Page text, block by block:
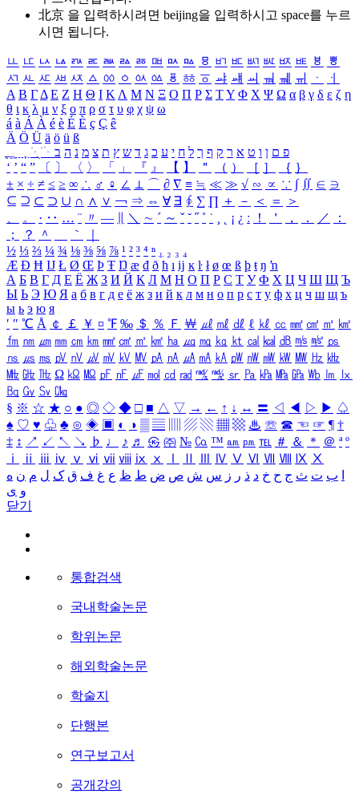
北京 을 입력하시려면 beijing을 입력하시고 space를 누르
시면 됩니다.
ㅥ ㅦ ㅧ ㅨ ㅩ ㅪ ㅫ ㅬ ㅭ ㅮ ㅯ ㅰ ㅱ ㅲ ㅳ ㅴ ㅵ ㅶ ㅷ ㅸ
ㅹ
ㅺ ㅻ ㅼ ㅽ ㅾ ㅿ ㆀ ㆁ ㆂ ㆃ ㆄ ㆅ ㆆ ㆇ ㆈ ㆉ ㆊ ㆋ ㆌ ㆍ
ㆎ
Α Β ΓΔ Ε Ζ Η Θ Ι ΚΛ Μ Ν Ξ Ο Π Ρ Σ ΤΥ Φ Χ Ψ Ω α β γ δ ε ζ η
θ ι κ λ μ ν ξ ο π ρ σ τ υ φ χ ψ ω
á à Á À é è É È ç Ç ê
Ä Ö Ü ä ö ü ß
ִֶֹ ֻּ ׁׂ פ ם ן ו ט א ר ק ף ך ל ח י ע כ ג ד ש ץ ת צ מ נ ה ב
‘ ’ “ ” 〔 〕 〈 〉 「 」 『 』 【 】 ＂ （ ） ［ ］ ｛ ｝
± × ÷ ≠ ≤ ≥ ∞ ∴ ♂ ♀ ∠ ⊥ ⌒ ∂ ∇ ≡ ≒ ≪ ≫ √ ∽ ∝ ∵ ∫ ∬ ∈ ∋
⊆ ⊇ ⊂ ⊃ ∪ ∩ ∧ ∨ ￢ ⇒ ⇔ ∀ ∃ ∮ ∑ ∏ ＋ － ＜ ＝
＞
、
。 · ‥ … ¨ 〃 ― ＼ ∼ ´ ～ ˇ ˘ ˝ ˚ ˙ ¸ ¡ ¿ ː ！ ＇ ， ． ／
：
；
？ ＾ ｀
½ ⅓ ⅔ ¼ ¾ ⅛ ⅜ ⅝ ⅞ ¹ ² ³ ⁴ ⁿ ₁ ₂ ₃ ₄
Æ Ð Ħ Ĳ Ł Ø Œ Þ Ŧ Ŋ æ đ ð ħ ı ĳ ĸ ŀ ł ø œ ß þ ŧ ŋ ŉ
А Б В Г Д Е Ё Ж З И Й К Л М Н О П Р С Т У Ф Х Ц Ч Ш Щ Ъ
Ы Ь Э Ю Я а б в г д е ё ж з и й к л м н о п р с т у ф х ц ч ш щ ъ
ы ь э ю я
′ ″ ℃ Å ￠ ￡ ￥ ¤ ℉ ‰ ＄ ％ Ｆ ￦ ㎕ ㎖ ㎗ ℓ ㎘ ㏄ ㎣ ㎤ ㎥ ㎦
㎙ ㎚ ㎛ ㎜ ㎝ ㎞ ㎟ ㎠ ㎡ ㎢ ㏊ ㎍ ㎎ ㎏ ㏏ ㎈ ㎉ ㏈ ㎧ ㎨ ㎰
㎱ ㎲ ㎳ ㎴ ㎵ ㎶ ㎷ ㎸ ㎹ ㎀ ㎁ ㎂ ㎃ ㎄ ㎺ ㎻ ㎽ ㎾ ㎿ ㎐ ㎑
㎒ ㎓ ㎔ Ω ㏀ ㏁ ㎊ ㎋ ㎌ ㏖ ㏅ ㎭ ㎮ ㎯ ㏛ ㎩ ㎪ ㎫ ㎬ ㏝ ㏐
㏓
㏃ ㏉ ㏜ ㏆
§ ※ ☆ ★ ○ ● ◎ ◇ ◆ □ ■ △ ▽ → ← ↑ ↓ ↔ 〓 ◁ ◀ ▷ ▶ ♤
♠ ♡ ♥ ♧ ♣ ⊙ ◈ ▣ ◐ ◑ ▒ ▤ ▨ ▧ ▦ ▩ ♨ ☏ ☎ ☜ ☞ ¶ †
‡ ↕ ↗ ↙ ↖ ↘ ♭ ♩ ♪ ♬ ㉿ ㈜ № ㏇ ™ ㏂ ㏘ ℡ ＃ ＆ ＊ ＠ ª º
ⅰ
ⅱ ⅲ ⅳ ⅴ ⅵ ⅶ ⅷ ⅸ ⅹ Ⅳ Ⅴ Ⅵ Ⅶ Ⅷ Ⅸ Ⅹ
ب ت ث ج ح خ د ذ ر ز س ش ص ض ط ظ ع غ ف ق ک ل م ن ه
و ی
닫기
통합검색
국내학술논문
학위논문
해외학술논문
학술지
단행본
연구보고서
공개강의